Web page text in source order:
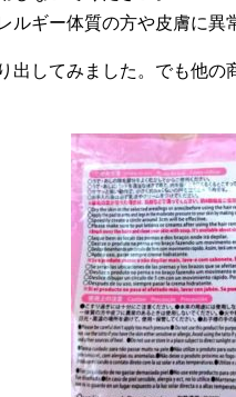
ルギー体質の方や皮膚に異
出してみました。でも他